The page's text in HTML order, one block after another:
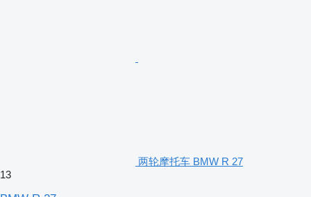
两轮摩托车 BMW R 27
13